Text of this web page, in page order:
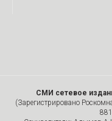
СМИ сетевое
(Зарегистрировано